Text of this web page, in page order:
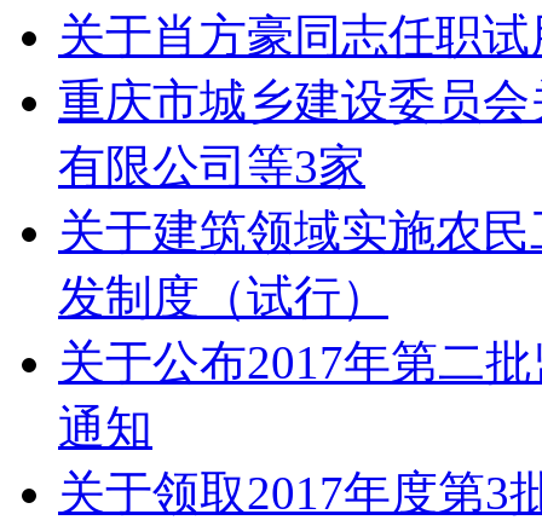
关于肖方豪同志任职
重庆市城乡建设委员
有限公司等3家
关于建筑领域实施农
发制度（试行）
关于公布2017年第二
通知
关于领取2017年度第3